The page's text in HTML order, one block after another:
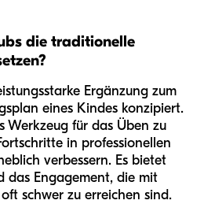
die traditionelle
Ergänzung zum
eines Kindes konzipiert.
Werkzeug für das Üben zu
in professionellen
verbessern. Es bietet
das Engagement, die mit
schwer zu erreichen sind.